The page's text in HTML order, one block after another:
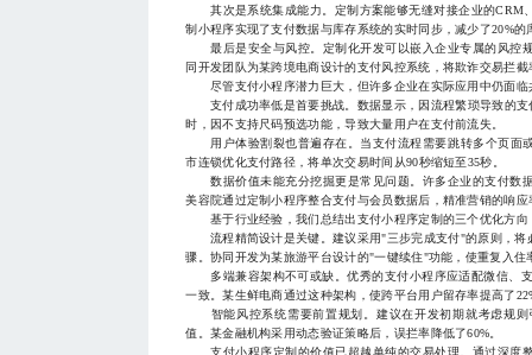
其次是系统集成能力。定制方案能够无缝对接企业的CRM
制小程序实现了支付数据与库存系统的实时同步，减少了20%的
最后是安全与风控。定制化开发可以嵌入企业专属的风控
同开发团队为某跨境电商设计的支付风控系统，将欺诈交易拦截
尽管支付小程序潜力巨大，但许多企业在实际应用中仍面临
支付成功率低是首要挑战。数据显示，因流程繁琐导致的支
时，因不支持尺码预选功能，导致大量用户在支付前流失。
用户体验割裂也普遍存在。当支付流程需要跳转多个页面
市连锁优化支付路径，将单次交易时间从90秒缩短至35秒。
数据价值未能充分挖掘更是常见问题。许多企业的支付数
美容院通过定制小程序整合支付与会员数据后，精准营销的响应
基于行业经验，我们总结出支付小程序定制的三个优化方向
流程精简设计是关键。建议采用"三步完成支付"的原则，将
骤。协同开发为某旅游平台设计的"一键续住"功能，使重复入住
多端兼容架构不可或缺。优秀的支付小程序应适配微信、
一致。某生鲜电商通过这种架构，使跨平台用户留存率提高了
智能风控系统需要前置规划。建议在开发初期就考虑规则
值。某金融机构采用动态验证策略后，误拦率降低了60%。